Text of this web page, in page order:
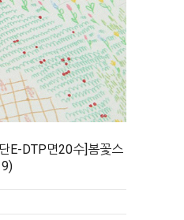
E-DTP면20수]봄꽃스